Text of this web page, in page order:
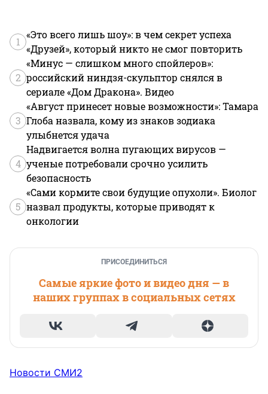
1
«Это всего лишь шоу»: в чем секрет успеха
«Друзей», который никто не смог повторить
2
«Минус — слишком много спойлеров»:
российский ниндзя-скульптор снялся в
сериале «Дом Дракона». Видео
3
«Август принесет новые возможности»: Тамара
Глоба назвала, кому из знаков зодиака
улыбнется удача
4
Надвигается волна пугающих вирусов —
ученые потребовали срочно усилить
безопасность
5
«Сами кормите свои будущие опухоли». Биолог
назвал продукты, которые приводят к
онкологии
ПРИСОЕДИНИТЬСЯ
Самые яркие фото и видео дня — в
наших группах в социальных сетях
Новости СМИ2